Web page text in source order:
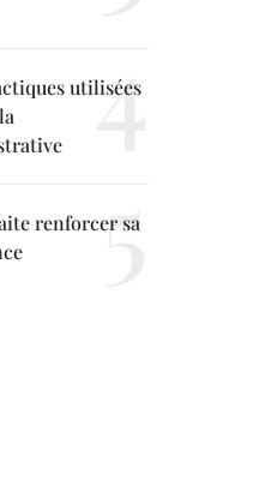
utilisées
renforcer sa